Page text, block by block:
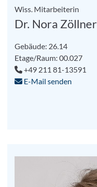
Wiss. Mitarbeiterin
Dr. Nora Zöllner
Gebäude: 26.14
Etage/Raum: 00.027
+49 211 81-13591
E-Mail senden